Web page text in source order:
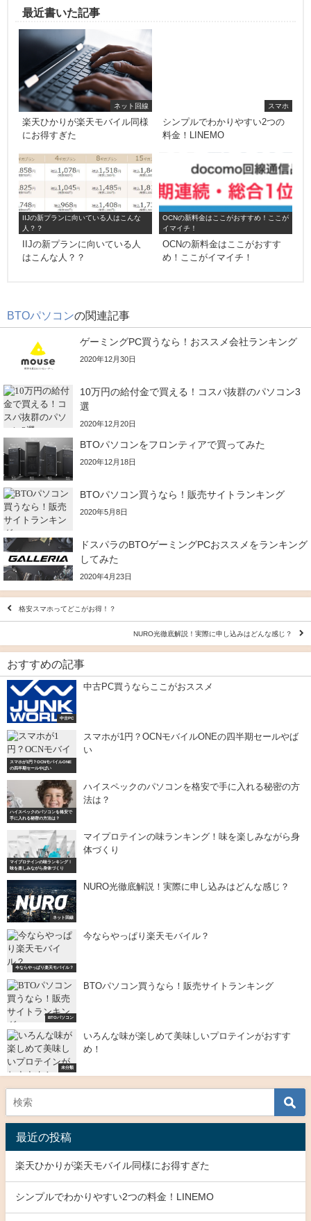
最近書いた記事
ネット回線
楽天ひかりが楽天モバイル同様
にお得すぎた
スマホ
シンプルでわかりやすい2つの
料金！LINEMO
IIJの新プランに向いている人はこんな
人？？
IIJの新プランに向いている人
はこんな人？？
OCNの新料金はここがおすすめ！ここが
イマイチ！
OCNの新料金はここがおすす
め！ここがイマイチ！
BTOパソコンの関連記事
ゲーミングPC買うなら！おススメ会社ランキング
2020年12月30日
10万円の給付金で買える！コスパ抜群のパソコン3
選
2020年12月20日
BTOパソコンをフロンティアで買ってみた
2020年12月18日
BTOパソコン買うなら！販売サイトランキング
2020年5月8日
ドスパラのBTOゲーミングPCおススメをランキング
してみた
2020年4月23日
格安スマホってどこがお得！？
NURO光徹底解説！実際に申し込みはどんな感じ？
おすすめの記事
中古PC
中古PC買うならここがおススメ
スマホが1円？OCNモバイルONE
の四半期セールやばい
スマホが1円？OCNモバイルONEの四半期セールやば
い
ハイスペックのパソコンを格安で
手に入れる秘密の方法は？
ハイスペックのパソコンを格安で手に入れる秘密の方
法は？
マイプロテインの味ランキング！
味を楽しみながら身体づくり
マイプロテインの味ランキング！味を楽しみながら身
体づくり
ネット回線
NURO光徹底解説！実際に申し込みはどんな感じ？
今ならやっぱり楽天モバイル？
今ならやっぱり楽天モバイル？
BTOパソコン
BTOパソコン買うなら！販売サイトランキング
未分類
いろんな味が楽しめて美味しいプロテインがおすす
め！
最近の投稿
楽天ひかりが楽天モバイル同様にお得すぎた
シンプルでわかりやすい2つの料金！LINEMO